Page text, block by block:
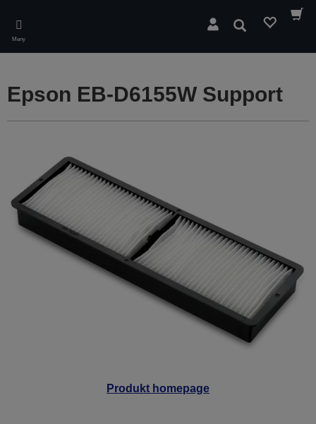
main
content
Meny
Sök
Produkt homepage
Epson EB-D6155W Support